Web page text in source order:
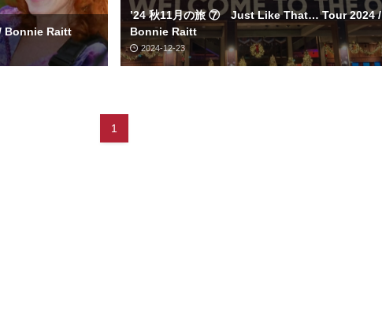
/ Bonnie Raitt
’24 秋11月の旅 ⑦ Just Like That… Tour 2024 /
Bonnie Raitt
2024-12-23
1